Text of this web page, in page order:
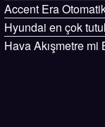
Accent Era
Hyundai en çok
Hava Akışmetre mi